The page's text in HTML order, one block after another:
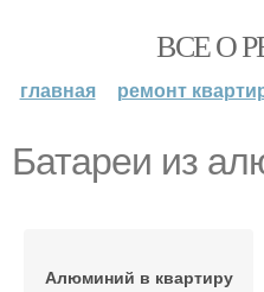
ВСЕ О
главная ремонт
Батареи из
Алюминий в квартиру